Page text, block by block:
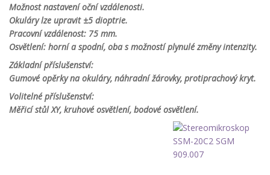
Možnost nastavení oční vzdálenosti.
Okuláry lze upravit ±5 dioptrie.
Pracovní vzdálenost: 75 mm.
Osvětlení: horní a spodní, oba s možností plynulé změny intenzity.
Základní příslušenství:
Gumové opěrky na okuláry, náhradní žárovky, protiprachový kryt.
Volitelné příslušenství:
Měřicí stůl XY, kruhové osvětlení, bodové osvětlení.